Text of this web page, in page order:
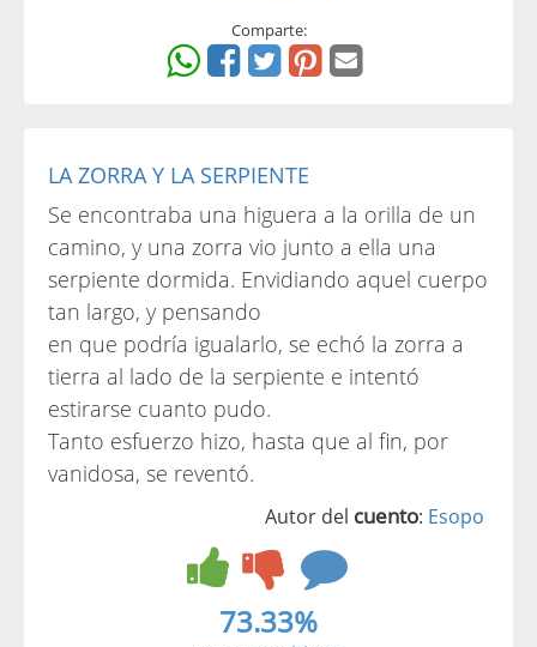
Comparte:
LA ZORRA Y LA SERPIENTE
Se encontraba una higuera a la orilla de un
camino, y una zorra vio junto a ella una
serpiente dormida. Envidiando aquel cuerpo
tan largo, y pensando
en que podría igualarlo, se echó la zorra a
tierra al lado de la serpiente e intentó
estirarse cuanto pudo.
Tanto esfuerzo hizo, hasta que al fin, por
vanidosa, se reventó.
Autor del cuento: Esopo
73.33%